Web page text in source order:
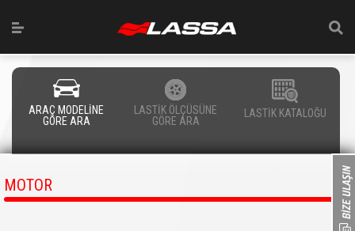
ARAÇ MODELİNE
GÖRE ARA
LASTİK ÖLÇÜSÜNE
GÖRE ARA
LASTİK KATALOĞU
MOTOR